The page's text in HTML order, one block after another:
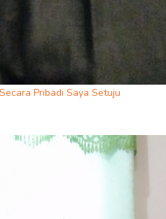
Pribadi Saya Setuju